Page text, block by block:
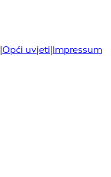
|Opći uvjeti|Impressum